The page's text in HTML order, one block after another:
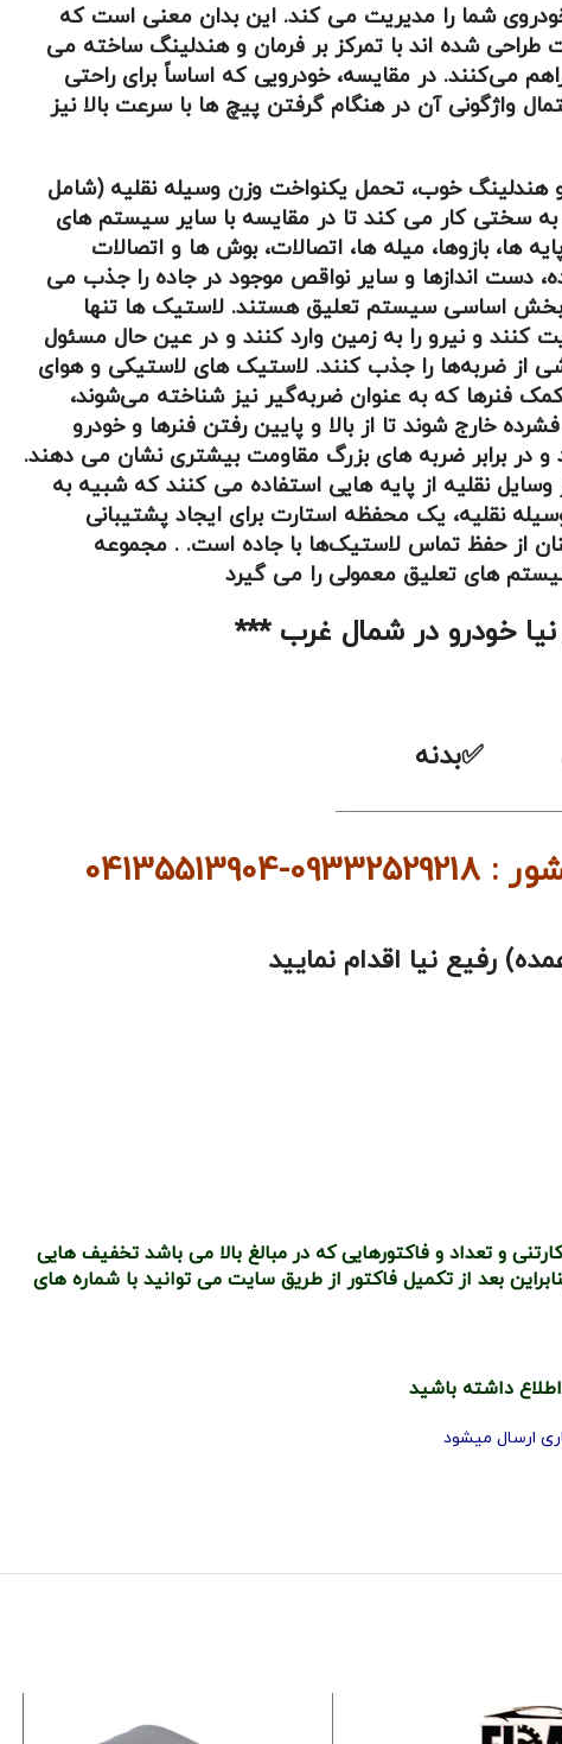
شما را مدیریت می کند. این بدان معنی است که
شده اند با تمرکز بر فرمان و هندلینگ ساخته می
می‌کنند. در مقایسه، خودرویی که اساساً برای راحتی
آن در هنگام گرفتن پیچ ها با سرعت بالا نیز
هندلینگ خوب، تحمل یکنواخت وزن وسیله نقلیه (شامل
سختی کار می کند تا در مقایسه با سایر سیستم های
ها، بازوها، میله ها، اتصالات، بوش ها و اتصالات
دست اندازها و سایر نواقص موجود در جاده را جذب می
بخش اساسی سیستم تعلیق هستند. لاستیک ها تنها
و نیرو را به زمین وارد کنند و در عین حال مسئول
از ضربه‌ها را جذب کنند. لاستیک های لاستیکی و هوای
فنرها که به عنوان ضربه‌گیر نیز شناخته می‌شوند،
خارج شوند تا از بالا و پایین رفتن فنرها و خودرو
برابر ضربه های بزرگ مقاومت بیشتری نشان می دهند.
نقلیه از پایه هایی استفاده می کنند که شبیه به
نقلیه، یک محفظه استارت برای ایجاد پشتیبانی
از حفظ تماس لاستیک‌ها با جاده است. . مجموعه
های تعلیق معمولی را می گیرد
✅بدنه
و تعداد و فاکتورهایی که در مبالغ بالا می باشد تخفیف هایی
بعد از تکمیل فاکتور از طریق سایت می توانید با شماره های
داشته باشید